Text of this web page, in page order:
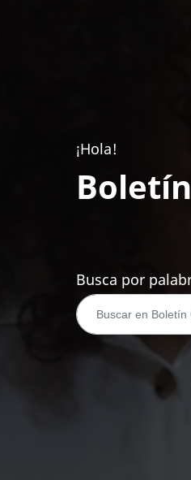
¡Hola!
Busca por